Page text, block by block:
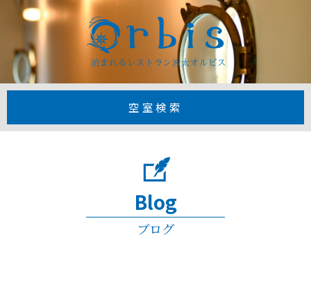
【公式】1日3
空室検索
Blog
ブログ